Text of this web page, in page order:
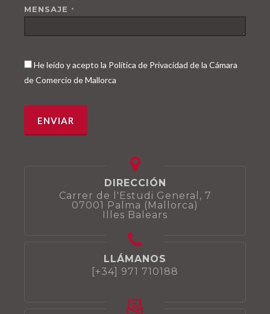
MENSAJE *
He leído y acepto la Política de Privacidad de la Cámara
de Comercio de Mallorca
DIRECCIÓN
Carrer de l'Estudi General, 7
07001 Palma (Mallorca)
Illes Balears
LLÁMANOS
[+34] 971 710188